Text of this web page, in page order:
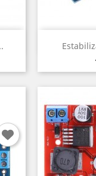
